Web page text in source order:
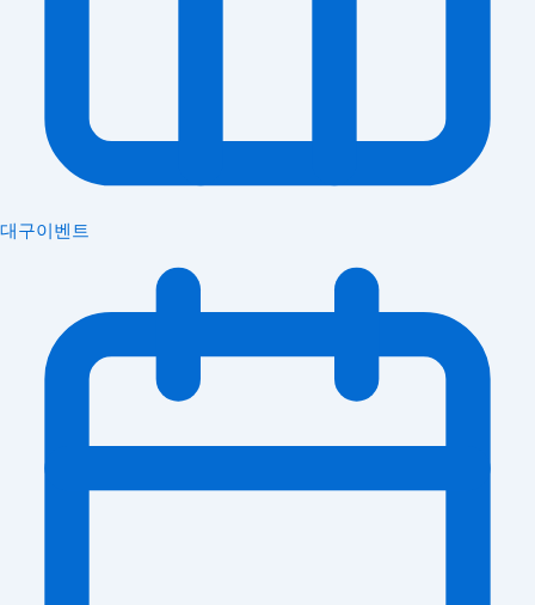
대구이벤트